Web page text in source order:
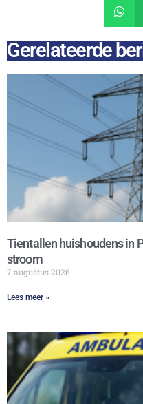
Gerelateerde
Tientallen huishoudens in
stroom
7 augustus 2026
Lees meer »